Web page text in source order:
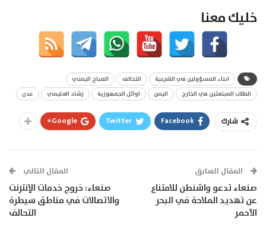
خليك معنا
ابناء المسؤولين في الشرعية التحالف
الصباح اليمني
الطلاب المبتعثين في الخارج
اليمن اوائل الجمهورية رشاد العليمي عدن
شارك Facebook
Twitter
Google+
المقال السابق
صنعاء تدعو واشنطن للامتناع
عن تهديد الملاحة في البحر
الأحمر
المقال التالي
صنعاء: خروج خدمات الإنترنت
والاتصالات في مناطق سيطرة
التحالف